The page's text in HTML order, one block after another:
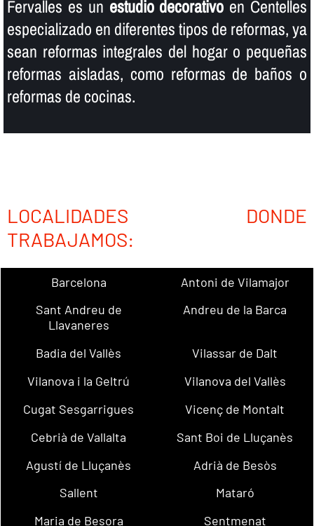
Fervalles es un estudio decorativo en Centelles
especializado en diferentes tipos de reformas, ya
sean reformas integrales del hogar o pequeñas
reformas aisladas, como reformas de baños o
reformas de cocinas.
LOCALIDADES DONDE
TRABAJAMOS:
Barcelona
Antoni de Vilamajor
Sant Andreu de
Llavaneres
Andreu de la Barca
Badia del Vallès
Vilassar de Dalt
Vilanova i la Geltrú
Vilanova del Vallès
Cugat Sesgarrigues
Vicenç de Montalt
Cebrià de Vallalta
Sant Boi de Lluçanès
Agustí de Lluçanès
Adrià de Besòs
Sallent
Mataró
Maria de Besora
Sentmenat